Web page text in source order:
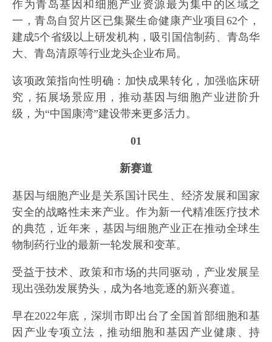
作为青岛基因和细胞产业资源最为集中的区域之
一，青岛自贸片区已集聚生命健康产业项目62个，
建成5个省级以上研发机构，吸引国信制药、青岛华
大、青岛清原等行业龙头企业布局。
该项政策指向性明确：加快成果转化，加强临床研
究，拓展场景应用，推动基因与细胞产业进阶升
级，为“中国康湾”建设带来更多活力。
01
新赛道
基因与细胞产业是关系国计民生、经济发展和国家
安全的战略性未来产业。作为新一代精准医疗技术
的典范，近年来，基因与细胞产业正在推动全球生
物制药行业的最新一轮发展和变革。
受益于技术、政策和市场的共同驱动，产业发展呈
现出强劲发展势头，成为各地竞逐的新兴赛道。
早在2022年底，深圳市即出台了全国首部细胞和基
因产业专项立法，推动细胞和基因产业健康、持